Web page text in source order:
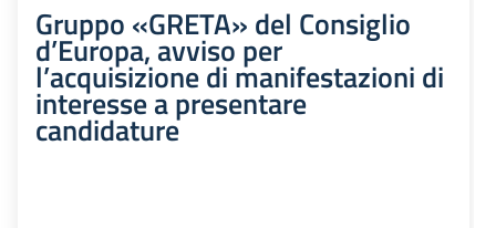
Gruppo «GRETA» del Consiglio
d’Europa, avviso per
l’acquisizione di manifestazioni di
interesse a presentare
candidature